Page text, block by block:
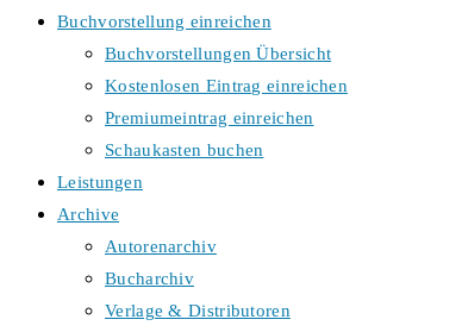
Buchvorstellung einreichen
Buchvorstellungen Übersicht
Kostenlosen Eintrag einreichen
Premiumeintrag einreichen
Schaukasten buchen
Leistungen
Archive
Autorenarchiv
Bucharchiv
Verlage & Distributoren